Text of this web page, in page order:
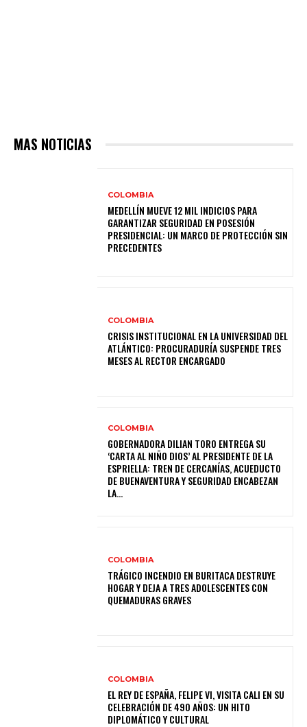
MAS NOTICIAS
COLOMBIA
MEDELLÍN MUEVE 12 MIL INDICIOS PARA
GARANTIZAR SEGURIDAD EN POSESIÓN
PRESIDENCIAL: UN MARCO DE PROTECCIÓN SIN
PRECEDENTES
COLOMBIA
CRISIS INSTITUCIONAL EN LA UNIVERSIDAD DEL
ATLÁNTICO: PROCURADURÍA SUSPENDE TRES
MESES AL RECTOR ENCARGADO
COLOMBIA
GOBERNADORA DILIAN TORO ENTREGA SU
‘CARTA AL NIÑO DIOS’ AL PRESIDENTE DE LA
ESPRIELLA: TREN DE CERCANÍAS, ACUEDUCTO
DE BUENAVENTURA Y SEGURIDAD ENCABEZAN
LA...
COLOMBIA
TRÁGICO INCENDIO EN BURITACA DESTRUYE
HOGAR Y DEJA A TRES ADOLESCENTES CON
QUEMADURAS GRAVES
COLOMBIA
EL REY DE ESPAÑA, FELIPE VI, VISITA CALI EN SU
CELEBRACIÓN DE 490 AÑOS: UN HITO
DIPLOMÁTICO Y CULTURAL